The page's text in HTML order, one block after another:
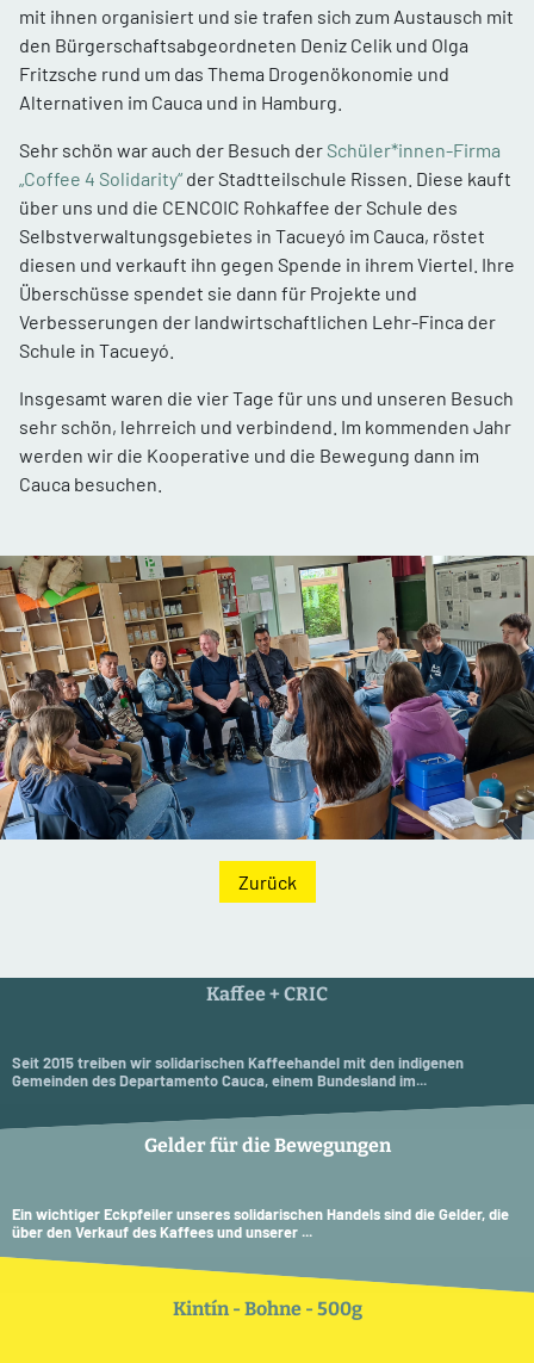
mit ihnen organisiert und sie trafen sich zum Austausch mit
den Bürgerschaftsabgeordneten Deniz Celik und Olga
Fritzsche rund um das Thema Drogenökonomie und
Alternativen im Cauca und in Hamburg.
Sehr schön war auch der Besuch der Schüler*innen-Firma
„Coffee 4 Solidarity“ der Stadtteilschule Rissen. Diese kauft
über uns und die CENCOIC Rohkaffee der Schule des
Selbstverwaltungsgebietes in Tacueyó im Cauca, röstet
diesen und verkauft ihn gegen Spende in ihrem Viertel. Ihre
Überschüsse spendet sie dann für Projekte und
Verbesserungen der landwirtschaftlichen Lehr-Finca der
Schule in Tacueyó.
Insgesamt waren die vier Tage für uns und unseren Besuch
sehr schön, lehrreich und verbindend. Im kommenden Jahr
werden wir die Kooperative und die Bewegung dann im
Cauca besuchen.
Zurück
Kaffee + CRIC
Seit 2015 treiben wir solidarischen Kaffeehandel mit den indigenen
Gemeinden des Departamento Cauca, einem Bundesland im...
Gelder für die Bewegungen
Ein wichtiger Eckpfeiler unseres solidarischen Handels sind die Gelder, die
über den Verkauf des Kaffees und unserer ...
Kintín - Bohne - 500g